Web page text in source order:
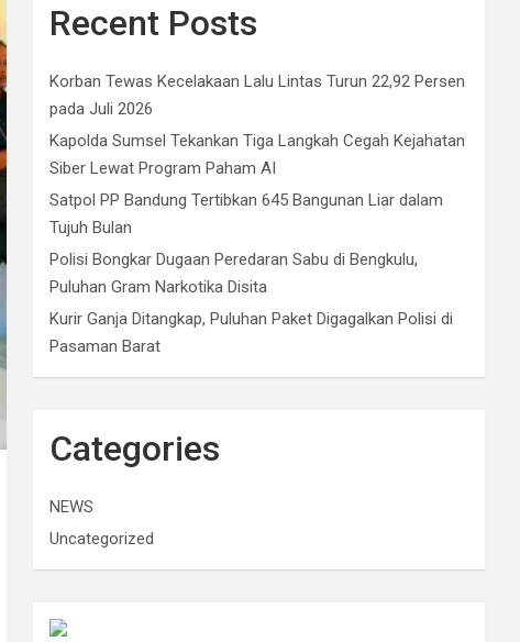
Recent Posts
Korban Tewas Kecelakaan Lalu Lintas Turun 22,92 Persen
pada Juli 2026
Kapolda Sumsel Tekankan Tiga Langkah Cegah Kejahatan
Siber Lewat Program Paham AI
Satpol PP Bandung Tertibkan 645 Bangunan Liar dalam
Tujuh Bulan
Polisi Bongkar Dugaan Peredaran Sabu di Bengkulu,
Puluhan Gram Narkotika Disita
Kurir Ganja Ditangkap, Puluhan Paket Digagalkan Polisi di
Pasaman Barat
Categories
NEWS
Uncategorized